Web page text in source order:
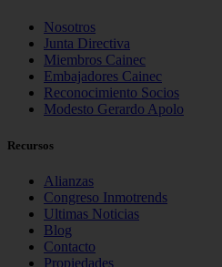
Nosotros
Junta Directiva
Miembros Cainec
Embajadores Cainec
Reconocimiento Socios
Modesto Gerardo Apolo
Recursos
Alianzas
Congreso Inmotrends
Ultimas Noticias
Blog
Contacto
Propiedades